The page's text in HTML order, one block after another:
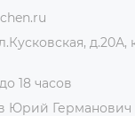
18 часов
Юрий Германович